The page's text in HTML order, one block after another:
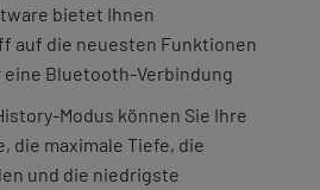
bietet Ihnen
auf die neuesten Funktionen
eine Bluetooth-Verbindung
Modus können Sie Ihre
die maximale Tiefe, die
und die niedrigste